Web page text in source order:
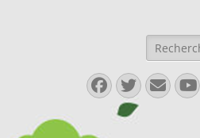
Facebook
Twitter
E-
mail